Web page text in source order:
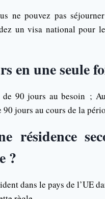
ne pouvez pas
un visa national pour
en une seule
90 jours au besoin ;
jours au cours de la
résidence
?
dans le pays de l’UE